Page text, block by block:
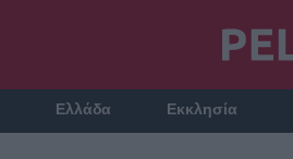
Ελλάδα Εκκλησία